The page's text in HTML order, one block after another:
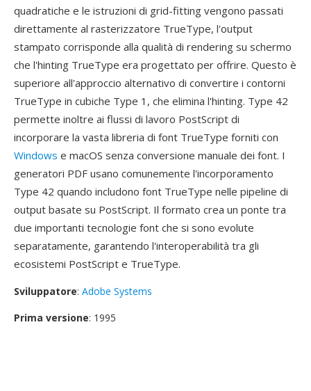
quadratiche e le istruzioni di grid-fitting vengono passati
direttamente al rasterizzatore TrueType, l'output
stampato corrisponde alla qualità di rendering su schermo
che l'hinting TrueType era progettato per offrire. Questo è
superiore all'approccio alternativo di convertire i contorni
TrueType in cubiche Type 1, che elimina l'hinting. Type 42
permette inoltre ai flussi di lavoro PostScript di
incorporare la vasta libreria di font TrueType forniti con
Windows e macOS senza conversione manuale dei font. I
generatori PDF usano comunemente l'incorporamento
Type 42 quando includono font TrueType nelle pipeline di
output basate su PostScript. Il formato crea un ponte tra
due importanti tecnologie font che si sono evolute
separatamente, garantendo l'interoperabilità tra gli
ecosistemi PostScript e TrueType.
Sviluppatore: Adobe Systems
Prima versione: 1995